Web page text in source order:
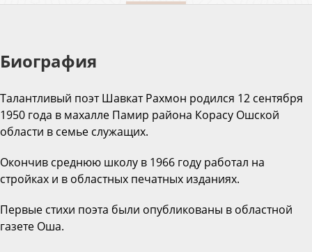
Биография
Талантливый поэт Шавкат Рахмон родился 12 сентября
1950 года в махалле Памир района Корасу Ошской
области в семье служащих.
Окончив среднюю школу в 1966 году работал на
стройках и в областных печатных изданиях.
Первые стихи поэта были опубликованы в областной
газете Оша.